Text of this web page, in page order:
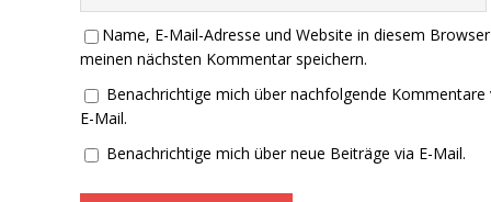
Name, E-Mail-Adresse und Website in diesem
meinen nächsten Kommentar speichern.
Benachrichtige mich über nachfolgende Kommentare
E-Mail.
Benachrichtige mich über neue Beiträge via E-Mail.